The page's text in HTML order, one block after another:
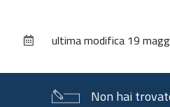
documentoultima modifica 19
Non hai